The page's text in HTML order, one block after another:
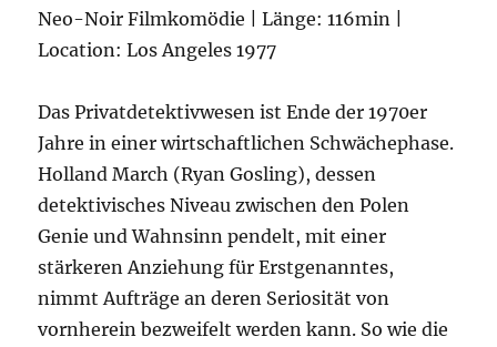
Neo-Noir Filmkomödie | Länge: 116min |
Location: Los Angeles 1977
Das Privatdetektivwesen ist Ende der 1970er
Jahre in einer wirtschaftlichen Schwächephase.
Holland March (Ryan Gosling), dessen
detektivisches Niveau zwischen den Polen
Genie und Wahnsinn pendelt, mit einer
stärkeren Anziehung für Erstgenanntes,
nimmt Aufträge an deren Seriosität von
vornherein bezweifelt werden kann. So wie die